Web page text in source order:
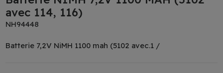
avec 114, 116)
NH94448
Batterie 7,2V NiMH 1100 mah (5102 avec.1 /